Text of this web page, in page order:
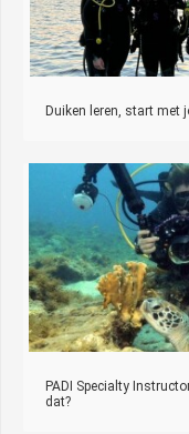
Duiken leren, start met
PADI Specialty
dat?